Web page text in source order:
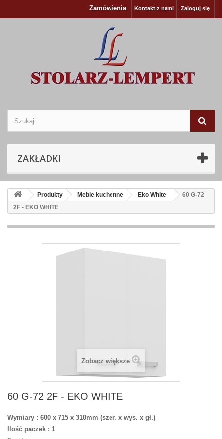
Zaloguj się
Kontakt z nami
Zamówienia
ZAKŁADKI
Produkty Meble kuchenne Eko White
60 G-72
2F - EKO WHITE
Zobacz większe
60 G-72 2F - EKO WHITE
Wymiary : 600 x 715 x 310mm (szer. x wys. x gł.)
Ilość paczek : 1